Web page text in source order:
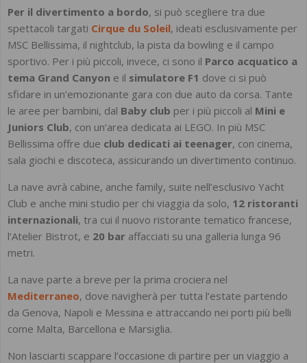
Per il divertimento a bordo, si può scegliere tra due
spettacoli targati Cirque du Soleil, ideati esclusivamente per
MSC Bellissima, il nightclub, la pista da bowling e il campo
sportivo. Per i più piccoli, invece, ci sono il Parco acquatico a
tema Grand Canyon e il simulatore F1 dove ci si può
sfidare in un’emozionante gara con due auto da corsa. Tante
le aree per bambini, dal Baby club per i più piccoli al Mini e
Juniors Club, con un’area dedicata ai LEGO. In più MSC
Bellissima offre due club dedicati ai teenager, con cinema,
sala giochi e discoteca, assicurando un divertimento continuo.
La nave avrà cabine, anche family, suite nell’esclusivo Yacht
Club e anche mini studio per chi viaggia da solo, 12 ristoranti
internazionali, tra cui il nuovo ristorante tematico francese,
l’Atelier Bistrot, e 20 bar affacciati su una galleria lunga 96
metri.
La nave parte a breve per la prima crociera nel
Mediterraneo, dove navigherà per tutta l’estate partendo
da Genova, Napoli e Messina e attraccando nei porti più belli
come Malta, Barcellona e Marsiglia.
Non lasciarti scappare l’occasione di partire per un viaggio a